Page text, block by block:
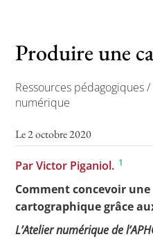
Lettre
Toutes
Les rendez-
Produire une
Ressources pédagogiques
numérique
Le 2 octobre 2020
Par Victor Piganiol. 1
Comment concevoir
cartographique grâce
L’Atelier numérique de